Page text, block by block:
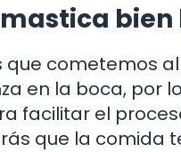
que cometemos
en la boca, por
facilitar el
que la comida